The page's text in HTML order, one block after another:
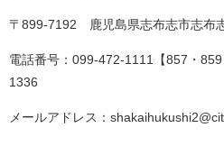
〒899-7192 鹿児島県志布志市志布
電話番号：099-472-1111【857・
1336
メールアドレス：